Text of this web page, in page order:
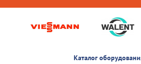
Каталог